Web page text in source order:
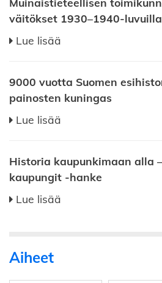
väitökset 1930–1940-luvuilla
Lue lisää
9000 vuotta Suomen
painosten kuningas
Lue lisää
Historia kaupunkimaan alla
kaupungit -hanke
Lue lisää
Aiheet